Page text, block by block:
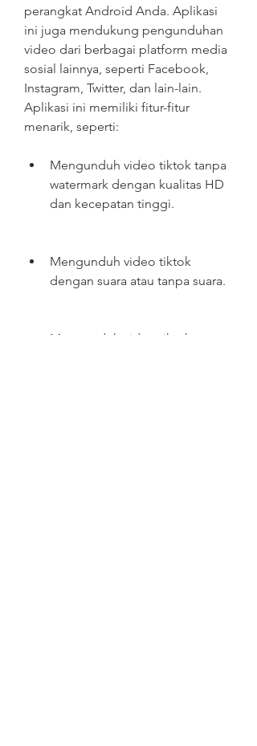
perangkat Android Anda. Aplikasi
ini juga mendukung pengunduhan
video dari berbagai platform media
sosial lainnya, seperti Facebook,
Instagram, Twitter, dan lain-lain.
Aplikasi ini memiliki fitur-fitur
menarik, seperti:
Mengunduh video tiktok tanpa
watermark dengan kualitas HD
dan kecepatan tinggi.
Mengunduh video tiktok
dengan suara atau tanpa suara.
Mengunduh video tiktok